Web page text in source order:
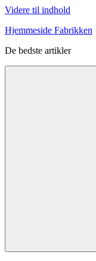
Videre til indhold
Hjemmeside Fabrikken
De bedste artikler